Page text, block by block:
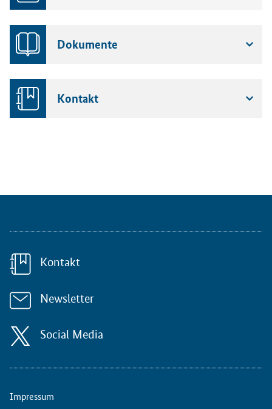
Dokumente
Kontakt
Kontakt
Newsletter
Social Media
Impressum